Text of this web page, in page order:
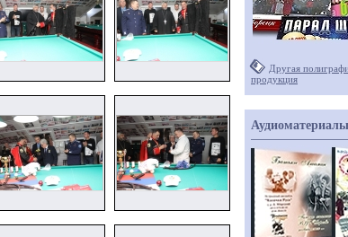
Другая
продукция
Аудиоматериалы